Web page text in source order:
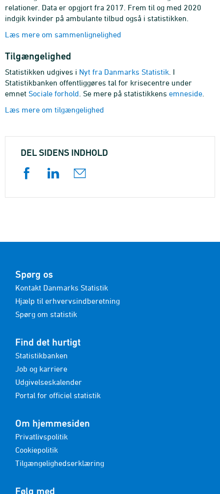
relationer. Data er opgjort fra 2017. Frem til og med 2020
indgik kvinder på ambulante tilbud også i statistikken.
Læs mere om sammenlignelighed
Tilgængelighed
Statistikken udgives i Nyt fra Danmarks Statistik . I
Statistikbanken offentliggøres tal for krisecentre under
emnet Sociale forhold . Se mere på statistikkens emneside
Læs mere om tilgængelighed
DEL SIDENS INDHOLD
Spørg os
Kontakt Danmarks Statistik
Hjælp til erhvervsindberetning
Spørg om statistik
Find det hurtigt
Statistikbanken
Job og karriere
Udgivelseskalender
Portal for officiel statistik
Om hjemmesiden
Privatlivspolitik
Cookiepolitik
Tilgængelighedserklæring
Følg med